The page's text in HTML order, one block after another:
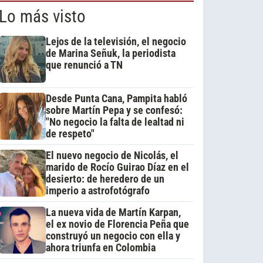
más visto
Lejos de la televisión, el negocio
de Marina Señuk, la periodista
que renunció a TN
Desde Punta Cana, Pampita habló
sobre Martín Pepa y se confesó:
"No negocio la falta de lealtad ni
de respeto"
El nuevo negocio de Nicolás, el
marido de Rocío Guirao Díaz en el
desierto: de heredero de un
imperio a astrofotógrafo
La nueva vida de Martín Karpan,
el ex novio de Florencia Peña que
construyó un negocio con ella y
ahora triunfa en Colombia